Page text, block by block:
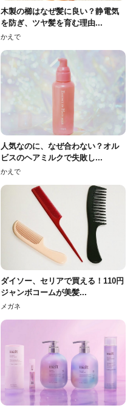
木製の櫛はなぜ髪に良い？静電気
を防ぎ、ツヤ髪を育む理由...
かえで
人気なのに、なぜ合わない？オル
ビスのヘアミルクで失敗し...
かえで
ダイソー、セリアで買える！110円
ジャンボコームが美髪...
メガネ